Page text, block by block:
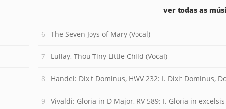
The Seven Joys of Mary (Vocal)
Lullay, Thou Tiny Little Child (Vocal)
Handel: Dixit Dominus, HWV 232: I. Dixit Dominus,
Vivaldi: Gloria in D Major, RV 589: I. Gloria in excelsis
ver todas as